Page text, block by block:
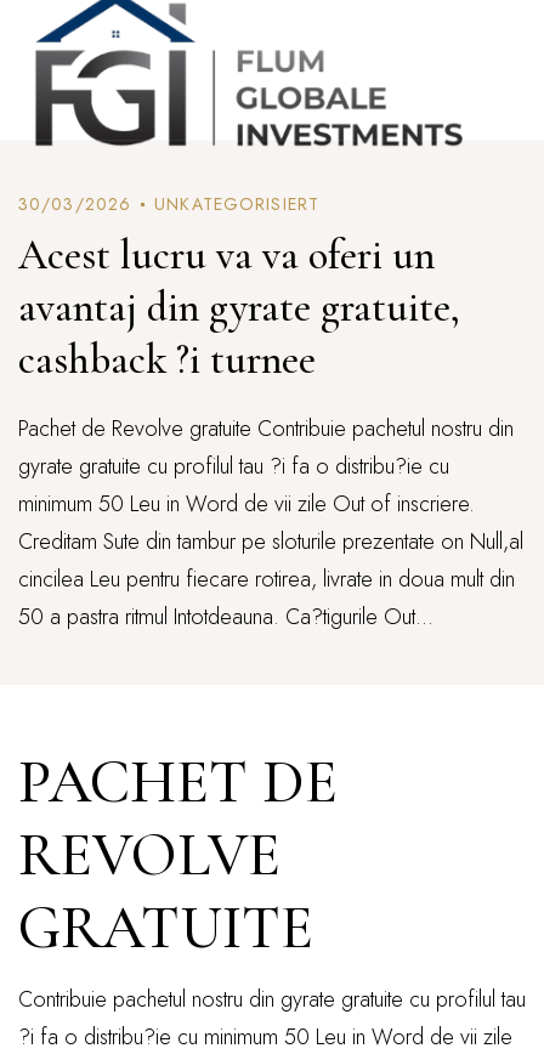
30/03/2026 UNKATEGORISIERT
Acest lucru va va oferi un
avantaj din gyrate gratuite,
cashback ?i turnee
Pachet de Revolve gratuite Contribuie pachetul nostru din
gyrate gratuite cu profilul tau ?i fa o distribu?ie cu
minimum 50 Leu in Word de vii zile Out of inscriere.
Creditam Sute din tambur pe sloturile prezentate on Null,al
cincilea Leu pentru fiecare rotirea, livrate in doua mult din
50 a pastra ritmul Intotdeauna. Ca?tigurile Out...
PACHET DE
REVOLVE
GRATUITE
Contribuie pachetul nostru din gyrate gratuite cu profilul tau
?i fa o distribu?ie cu minimum 50 Leu in Word de vii zile